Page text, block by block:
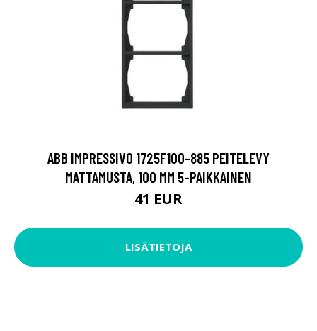
ABB IMPRESSIVO 1725F100-885 PEITELEVY
MATTAMUSTA, 100 MM 5-PAIKKAINEN
41 EUR
LISÄTIETOJA